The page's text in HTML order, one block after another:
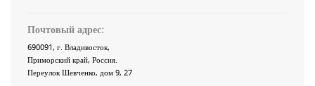
Почтовый адрес:
690091, г. Владивосток,
Приморский край, Россия
Переулок Шевченко, дом 9, 27